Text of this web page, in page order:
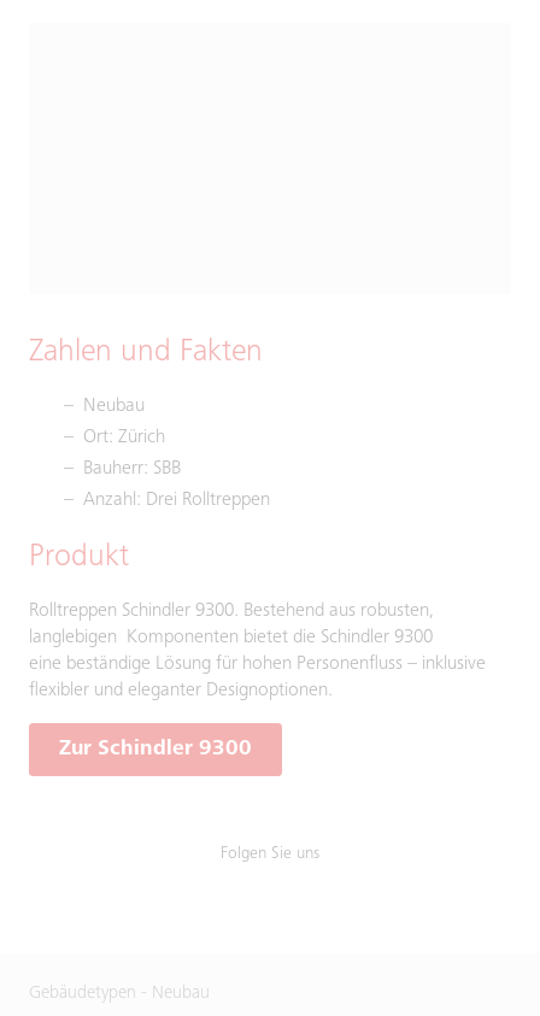
Zahlen und Fakten
Neubau
Ort: Zürich
Bauherr: SBB
Anzahl: Drei Rolltreppen
Produkt
Rolltreppen Schindler 9300. Bestehend aus robusten,
langlebigen Komponenten bietet die Schindler 9300
eine beständige Lösung für hohen Personenfluss – inklusive
flexibler und eleganter Designoptionen.
Zur Schindler 9300
Folgen Sie uns
Gebäudetypen - Neubau